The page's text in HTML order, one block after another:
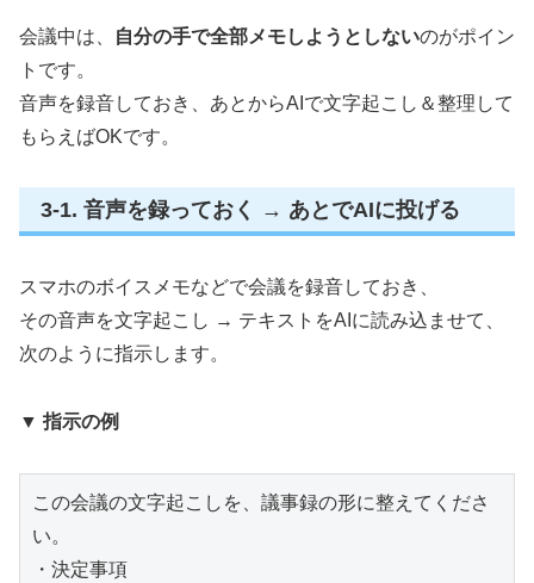
会議中は、 自分の手で全部メモしようとしないのがポイン
トです。
音声を録音しておき、あとからAIで文字起こし＆整理して
もらえばOKです。
3-1. 音声を録っておく → あとでAIに投げる
スマホのボイスメモなどで会議を録音しておき、
その音声を文字起こし → テキストをAIに読み込ませて、
次のように指示します。
▼ 指示の例
この会議の文字起こしを、議事録の形に整えてくださ
い。
・決定事項